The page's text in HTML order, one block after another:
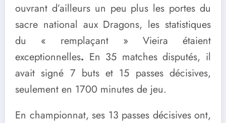
ouvrant d’ailleurs un peu plus les portes du
sacre national aux Dragons, les statistiques
du « remplaçant » Vieira étaient
exceptionnelles. En 35 matches disputés, il
avait signé 7 buts et 15 passes décisives,
seulement en 1700 minutes de jeu.
En championnat, ses 13 passes décisives ont,